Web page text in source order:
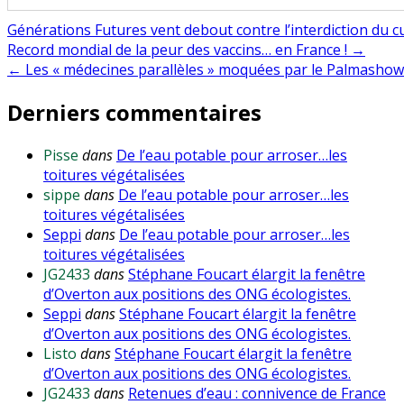
Générations Futures vent debout contre l’interdiction du
Navigation
de
l’article
Record mondial de la peur des vaccins… en France ! →
← Les « médecines parallèles » moquées par le Palmashow
Derniers commentaires
Pisse dans De l’eau potable pour arroser…les
toitures végétalisées
sippe dans De l’eau potable pour arroser…les
toitures végétalisées
Seppi dans De l’eau potable pour arroser…les
toitures végétalisées
JG2433 dansStéphane Foucart élargit la fenêtre
d’Overton aux positions des ONG écologistes.
Seppi dansStéphane Foucart élargit la fenêtre
d’Overton aux positions des ONG écologistes.
Listo dansStéphane Foucart élargit la fenêtre
d’Overton aux positions des ONG écologistes.
JG2433 dans Retenues d’eau : connivence de France